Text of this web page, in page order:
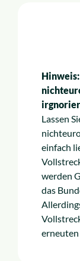
Lassen
einfach
werden
das
erneuten